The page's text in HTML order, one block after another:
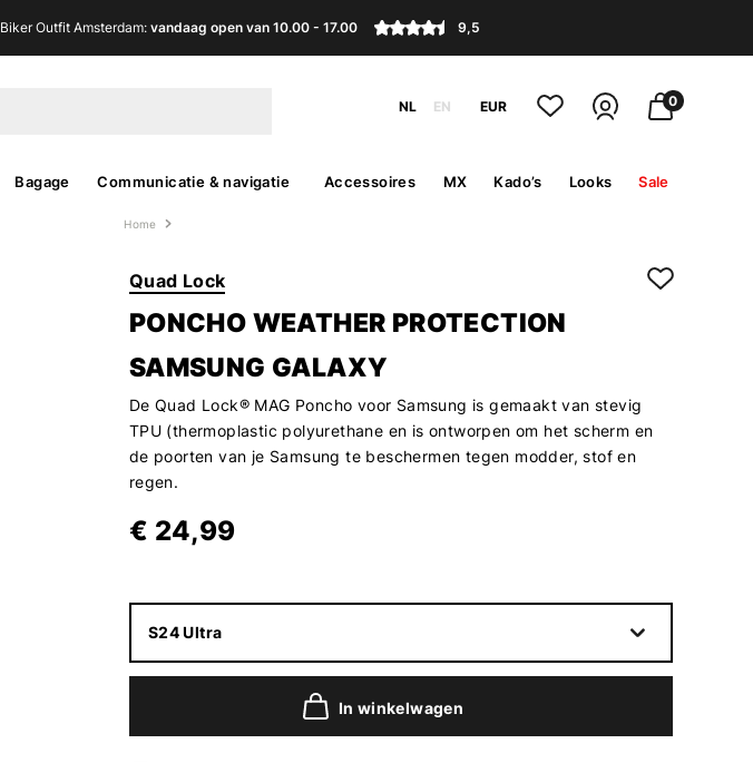
Biker Outfit Amsterdam:vandaag open van 10.00 - 17.00 9,5
NL EN EUR 0
Bagage Communicatie & navigatie Accessoires MX Kado’s Looks Sale
Home
Quad Lock
PONCHO WEATHER PROTECTION
SAMSUNG GALAXY
De Quad Lock® MAG Poncho voor Samsung is gemaakt van stevig
TPU (thermoplastic polyurethane en is ontworpen om het scherm en
de poorten van je Samsung te beschermen tegen modder, stof en
regen.
€ 24,99
S24 Ultra
In winkelwagen